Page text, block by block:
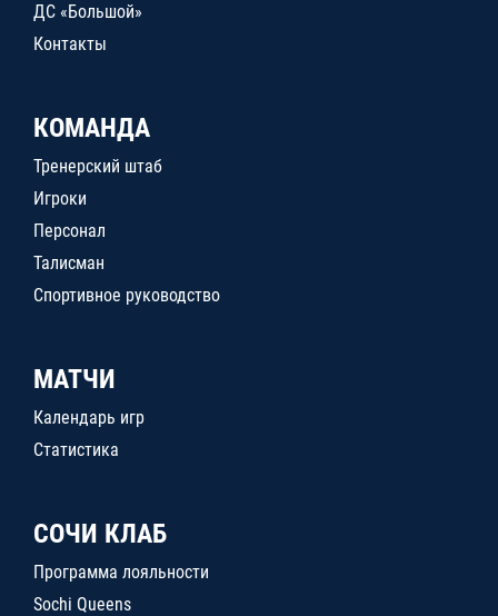
ДС «Большой»
Контакты
КОМАНДА
Тренерский штаб
Игроки
Персонал
Талисман
Спортивное руководство
МАТЧИ
Календарь игр
Статистика
СОЧИ КЛАБ
Программа лояльности
Sochi Queens